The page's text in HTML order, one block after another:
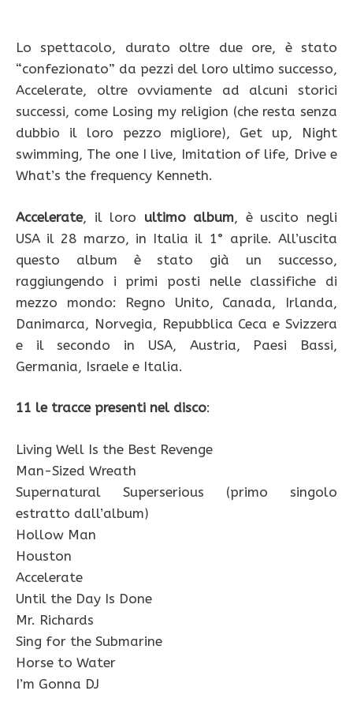
Lo spettacolo, durato oltre due ore, è stato
“confezionato” da pezzi del loro ultimo successo,
Accelerate, oltre ovviamente ad alcuni storici
successi, come Losing my religion (che resta senza
dubbio il loro pezzo migliore), Get up, Night
swimming, The one I live, Imitation of life, Drive e
What’s the frequency Kenneth.
Accelerate, il loro ultimo album, è uscito negli
USA il 28 marzo, in Italia il 1° aprile. All’uscita
questo album è stato già un successo,
raggiungendo i primi posti nelle classifiche di
mezzo mondo: Regno Unito, Canada, Irlanda,
Danimarca, Norvegia, Repubblica Ceca e Svizzera
e il secondo in USA, Austria, Paesi Bassi,
Germania, Israele e Italia.
11 le tracce presenti nel disco:
Living Well Is the Best Revenge
Man-Sized Wreath
Supernatural Superserious (primo singolo
estratto dall’album)
Hollow Man
Houston
Accelerate
Until the Day Is Done
Mr. Richards
Sing for the Submarine
Horse to Water
I’m Gonna DJ